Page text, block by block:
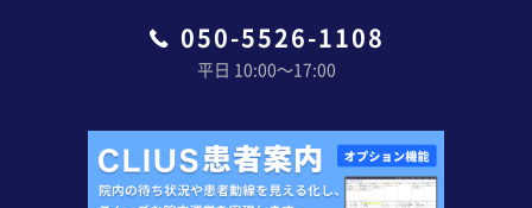
050-5526-1108
平日 10:00〜17:00